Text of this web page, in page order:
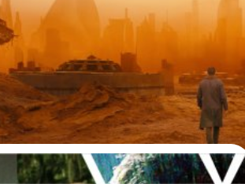
กำลังเข้าพัฒนาซีรีส์ 'Blade Runner' ซึ่ง
ร่งเขียนสคริปต์อยู่ในขณะนี้
days ago